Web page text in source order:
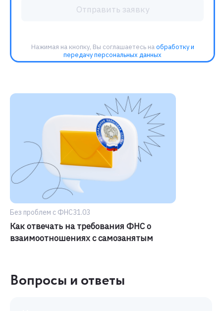
Без проблем с ФНС31.03
Как отвечать на требования ФНС о
взаимоотношениях с самозанятым
Вопросы и ответы